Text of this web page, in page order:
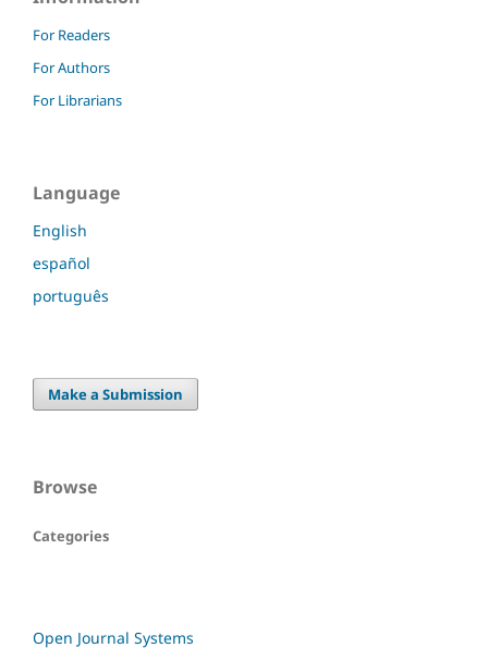
For Readers
For Authors
For Librarians
Language
English
español
português
Make a Submission
Browse
Categories
Open Journal Systems